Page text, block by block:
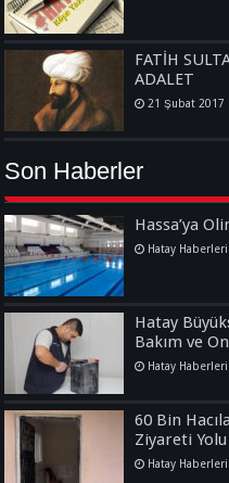
FATİH
ADALET
21 Şubat 2017
Son Haberler
Hassa’ya
Hatay Haberleri
Hatay
Bakım ve
Hatay Haberleri
60 Bin
Ziyareti
Hatay Haberleri